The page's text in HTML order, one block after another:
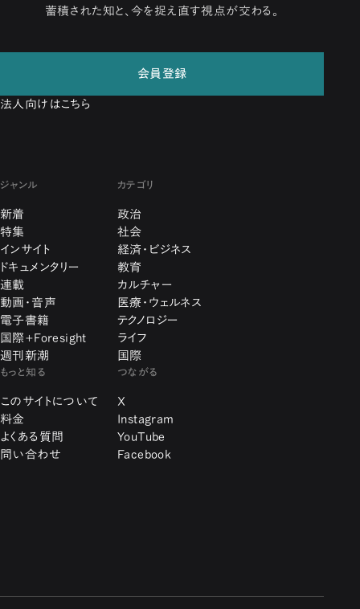
蓄積された知と、今を捉え直す視点が交わる。
会員登録
法人向けはこちら
ジャンル
新着
特集
インサイト
ドキュメンタリー
連載
動画・音声
電子書籍
国際+Foresight
週刊新潮
カテゴリ
政治
社会
経済・ビジネス
教育
カルチャー
医療・ウェルネス
テクノロジー
ライフ
国際
もっと知る
このサイトについて
料金
よくある質問
問い合わせ
つながる
X
Instagram
YouTube
Facebook